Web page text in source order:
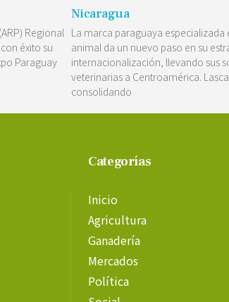
Regional
éxito su
Paraguay
Nicaragua
La marca paraguaya especializada
animal da un nuevo paso en su
internacionalización, llevando sus
veterinarias a Centroamérica.
consolidando
Categorías
Inicio
Agricultura
Ganadería
Mercados
Política